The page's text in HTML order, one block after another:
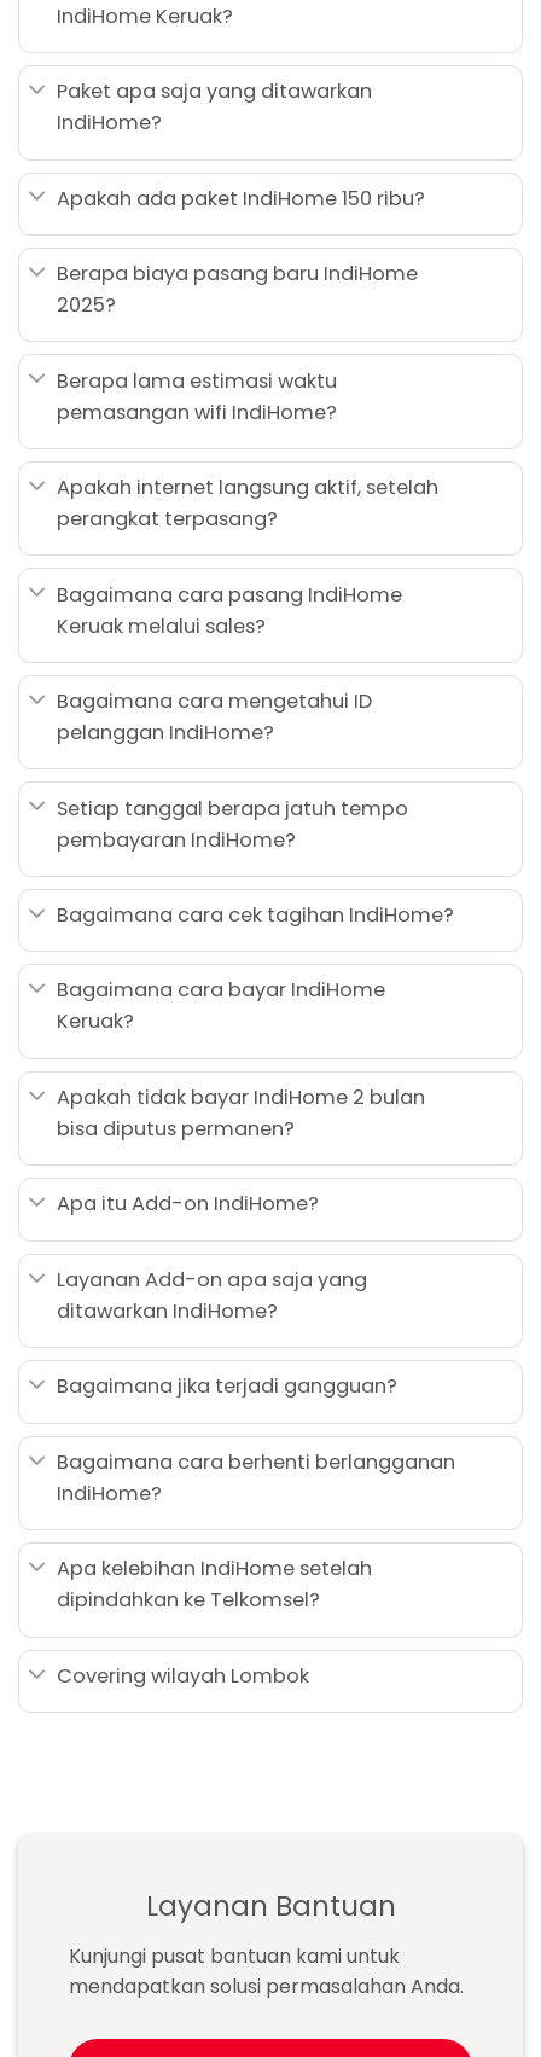
IndiHome Keruak?
Paket apa saja yang ditawarkan
IndiHome?
Apakah ada paket IndiHome 150 ribu?
Berapa biaya pasang baru IndiHome
2025?
Berapa lama estimasi waktu
pemasangan wifi IndiHome?
Apakah internet langsung aktif, setelah
perangkat terpasang?
Bagaimana cara pasang IndiHome
Keruak melalui sales?
Bagaimana cara mengetahui ID
pelanggan IndiHome?
Setiap tanggal berapa jatuh tempo
pembayaran IndiHome?
Bagaimana cara cek tagihan IndiHome?
Bagaimana cara bayar IndiHome
Keruak?
Apakah tidak bayar IndiHome 2 bulan
bisa diputus permanen?
Apa itu Add-on IndiHome?
Layanan Add-on apa saja yang
ditawarkan IndiHome?
Bagaimana jika terjadi gangguan?
Bagaimana cara berhenti berlangganan
IndiHome?
Apa kelebihan IndiHome setelah
dipindahkan ke Telkomsel?
Covering wilayah Lombok
Layanan Bantuan
Kunjungi pusat bantuan kami untuk
mendapatkan solusi permasalahan Anda.